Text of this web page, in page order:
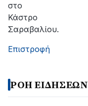
στο
Κάστρο
Σαραβαλίου.
Επιστροφή
ΡΟΗ ΕΙΔΗΣΕΩΝ